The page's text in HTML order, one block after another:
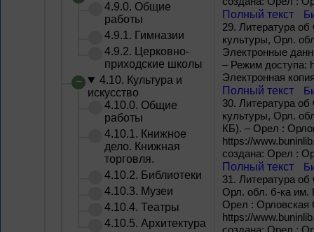
4.9.0. Общие
работы
4.9.1. Гимназии
4.9.2. Церковно-
приходские школы
4.10. Культура и
искусство
4.10.0. Общие
работы
4.10.1. Книжное
дело. Книжная
торговля.
4.10.2. Библиотеки
4.10.3. Музеи
4.10.4. Театры
4.10.5. Архитектура
Полный текст
29. Литература об
культуры, Орл.
Электронные
– Режим доступа:
Электронная
Полный текст
30. Литература об
культуры, Орл.
КБ). – Орел :
https://
создана: Орел :
Полный текст
31. Литература об
Орл. обл. б-ка им.
Орел : Орловская
https://
создана: Орел :